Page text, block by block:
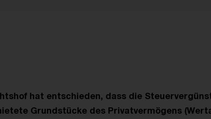
hat entschieden, dass die
Grundstücke des Privatvermögens